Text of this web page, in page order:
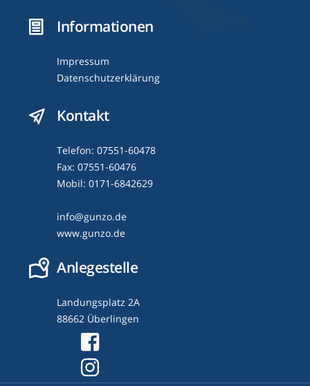
Informationen
Impressum
Datenschutzerklärung
Kontakt
Telefon: 07551-60478
Fax: 07551-60476
Mobil: 0171-6842629
info@gunzo.de
www.gunzo.de
Anlegestelle
Landungsplatz 2A
88662 Überlingen